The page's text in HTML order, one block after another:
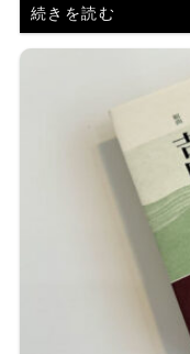
続きを読む